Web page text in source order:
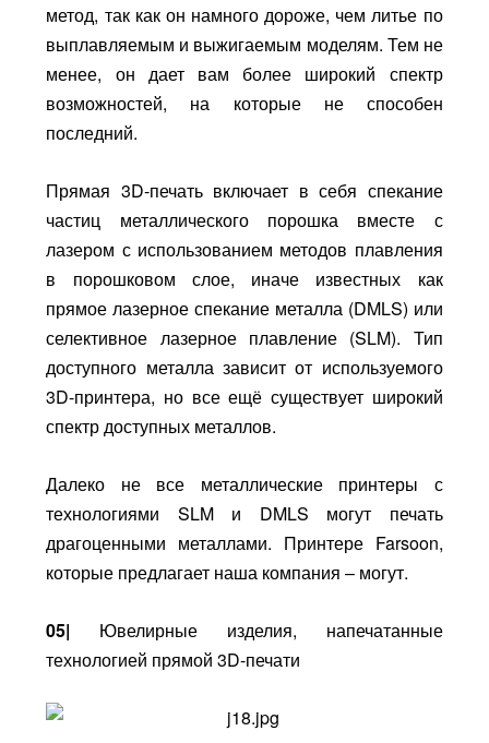
метод, так как он намного дороже, чем литье по
выплавляемым и выжигаемым моделям. Тем не
менее, он дает вам более широкий спектр
возможностей, на которые не способен
последний.
Прямая 3D-печать включает в себя спекание
частиц металлического порошка вместе с
лазером с использованием методов плавления
в порошковом слое, иначе известных как
прямое лазерное спекание металла (DMLS) или
селективное лазерное плавление (SLM). Тип
доступного металла зависит от используемого
3D-принтера, но все ещё существует широкий
спектр доступных металлов.
Далеко не все металлические принтеры с
технологиями SLM и DMLS могут печать
драгоценными металлами. Принтере Farsoon,
которые предлагает наша компания – могут.
05| Ювелирные изделия, напечатанные
технологией прямой 3D-печати